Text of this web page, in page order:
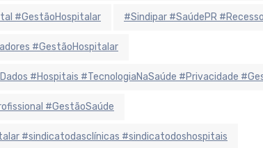
#GestãoHospitalar #Sindipar #SaúdePR
#GestãoHospitalar
#Hospitais #TecnologiaNaSaúde #Privacidade
#GestãoSaúde
#sindicatodasclínicas #sindicatodoshospitais